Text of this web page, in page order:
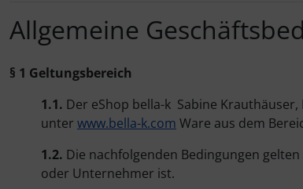
Allgemeine
§ 1 Geltungsbereich
1.1. Der eShop bella-k Sabine
unter www.bella-k.com Ware aus dem
1.2. Die nachfolgenden Bedingungen
oder Unternehmer ist.
Spitzenschuh
Tanzschuhe Latein
Orientalisch
Over and under
Pole Dance
Prüfungs Kleidung
fays
Ginadan
Intermezzo